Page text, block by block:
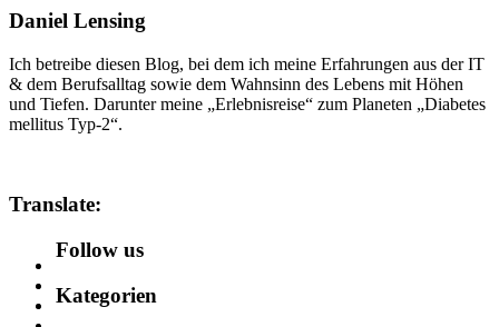
Daniel Lensing
Ich betreibe diesen Blog, bei dem ich meine Erfahrungen aus der IT
& dem Berufsalltag sowie dem Wahnsinn des Lebens mit Höhen
und Tiefen. Darunter meine „Erlebnisreise“ zum Planeten „Diabetes
mellitus Typ-2“.
Translate:
Follow us
Kategorien